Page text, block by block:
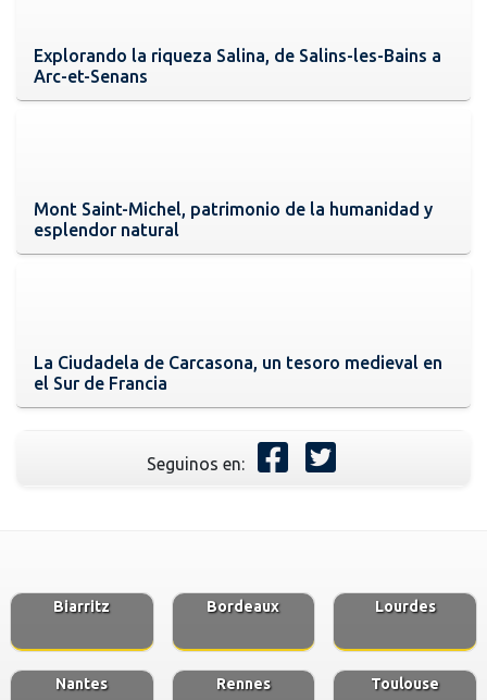
Explorando la riqueza Salina, de Salins-les-Bains a
Arc-et-Senans
Mont Saint-Michel, patrimonio de la humanidad y
esplendor natural
La Ciudadela de Carcasona, un tesoro medieval en
el Sur de Francia
Seguinos en:
Biarritz Bordeaux Lourdes
Nantes Rennes Toulouse